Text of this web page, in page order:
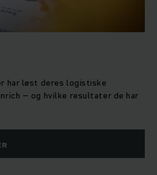
har løst deres logistiske
– og hvilke resultater de har